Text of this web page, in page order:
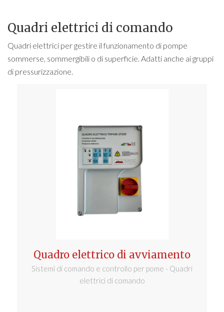
Quadri elettrici di comando
Quadri elettrici per gestire il funzionamento di pompe
sommerse, sommergibili o di superficie. Adatti anche ai gruppi
di pressurizzazione.
Quadro elettrico di avviamento
Sistemi di comando e controllo per pome - Quadri
elettrici di comando